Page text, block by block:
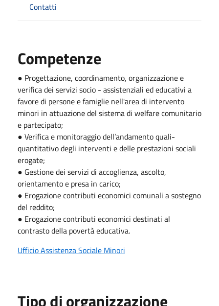
Contatti
Competenze
● Progettazione, coordinamento, organizzazione e
verifica dei servizi socio - assistenziali ed educativi a
favore di persone e famiglie nell'area di intervento
minori in attuazione del sistema di welfare comunitario
e partecipato;
● Verifica e monitoraggio dell’andamento quali-
quantitativo degli interventi e delle prestazioni sociali
erogate;
● Gestione dei servizi di accoglienza, ascolto,
orientamento e presa in carico;
● Erogazione contributi economici comunali a sostegno
del reddito;
● Erogazione contributi economici destinati al
contrasto della povertà educativa.
Ufficio Assistenza Sociale Minori
Tipo di organizzazione